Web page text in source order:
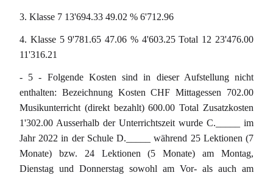
3. Klasse 7 13'694.33 49.02 % 6'712.96
4. Klasse 5 9'781.65 47.06 % 4'603.25 Total 12 23'476.00
11'316.21
- 5 - Folgende Kosten sind in dieser Aufstellung nicht
enthalten: Bezeichnung Kosten CHF Mittagessen 702.00
Musikunterricht (direkt bezahlt) 600.00 Total Zusatzkosten
1'302.00 Ausserhalb der Unterrichtszeit wurde C._____ im
Jahr 2022 in der Schule D._____ während 25 Lektionen (7
Monate) bzw. 24 Lektionen (5 Monate) am Montag,
Dienstag und Donnerstag sowohl am Vor- als auch am